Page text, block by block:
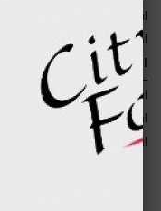
2 kcal
2 kcal
979 gr 1161 kcal
49 gr
194 kcal
577 kcal
389 kcal